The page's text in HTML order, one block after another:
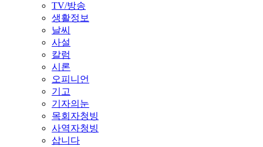
TV/방송
생활정보
날씨
사설
칼럼
시론
오피니언
기고
기자의눈
목회자청빙
사역자청빙
삽니다